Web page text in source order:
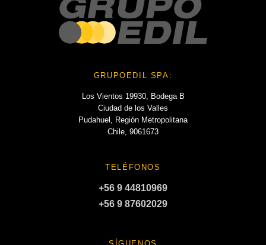
GRUPOEDIL SPA:
Los Vientos 19930, Bodega B
Ciudad de los Valles
Pudahuel, Región Metropolitana
Chile, 9061673
TELÉFONOS
+56 9 44810969
+56 9 87602029